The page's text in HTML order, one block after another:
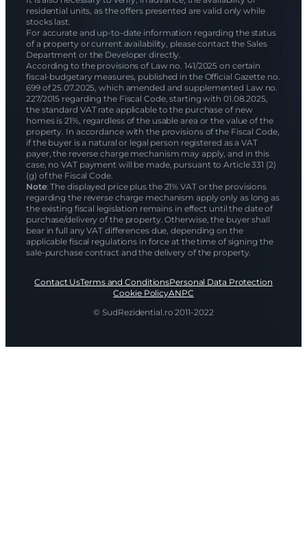
residential units, as the offers presented are valid only while
stocks last.
For accurate and up-to-date information regarding the status
of a property or current availability, please contact the Sales
Department or the Developer directly.
According to the provisions of Law no. 141/2025 on certain
fiscal-budgetary measures, published in the Official Gazette no.
699 of 25.07.2025, which amended and supplemented Law no.
227/2015 regarding the Fiscal Code, starting with 01.08.2025,
the standard VAT rate applicable to the purchase of new
homes is 21%, regardless of the usable area or the value of the
property. In accordance with the provisions of the Fiscal Code,
if the buyer is a natural or legal person registered as a VAT
payer, the reverse charge mechanism may apply, and in this
case, no VAT payment will be made, pursuant to Article 331 (2)
(g) of the Fiscal Code.
Note: The displayed price plus the 21% VAT or the provisions
regarding the reverse charge mechanism apply only as long as
the existing fiscal legislation remains in effect until the date of
purchase/delivery of the property. Otherwise, the buyer shall
bear in full any VAT differences due, depending on the
applicable fiscal regulations in force at the time of signing the
sale-purchase contract and the delivery of the property.
Contact UsTerms and ConditionsPersonal Data Protection
Cookie PolicyANPC
© SudRezidential.ro 2011-2022